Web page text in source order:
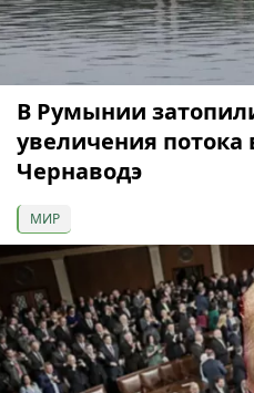
В Румынии
увеличения потока
Чернаводэ
МИР